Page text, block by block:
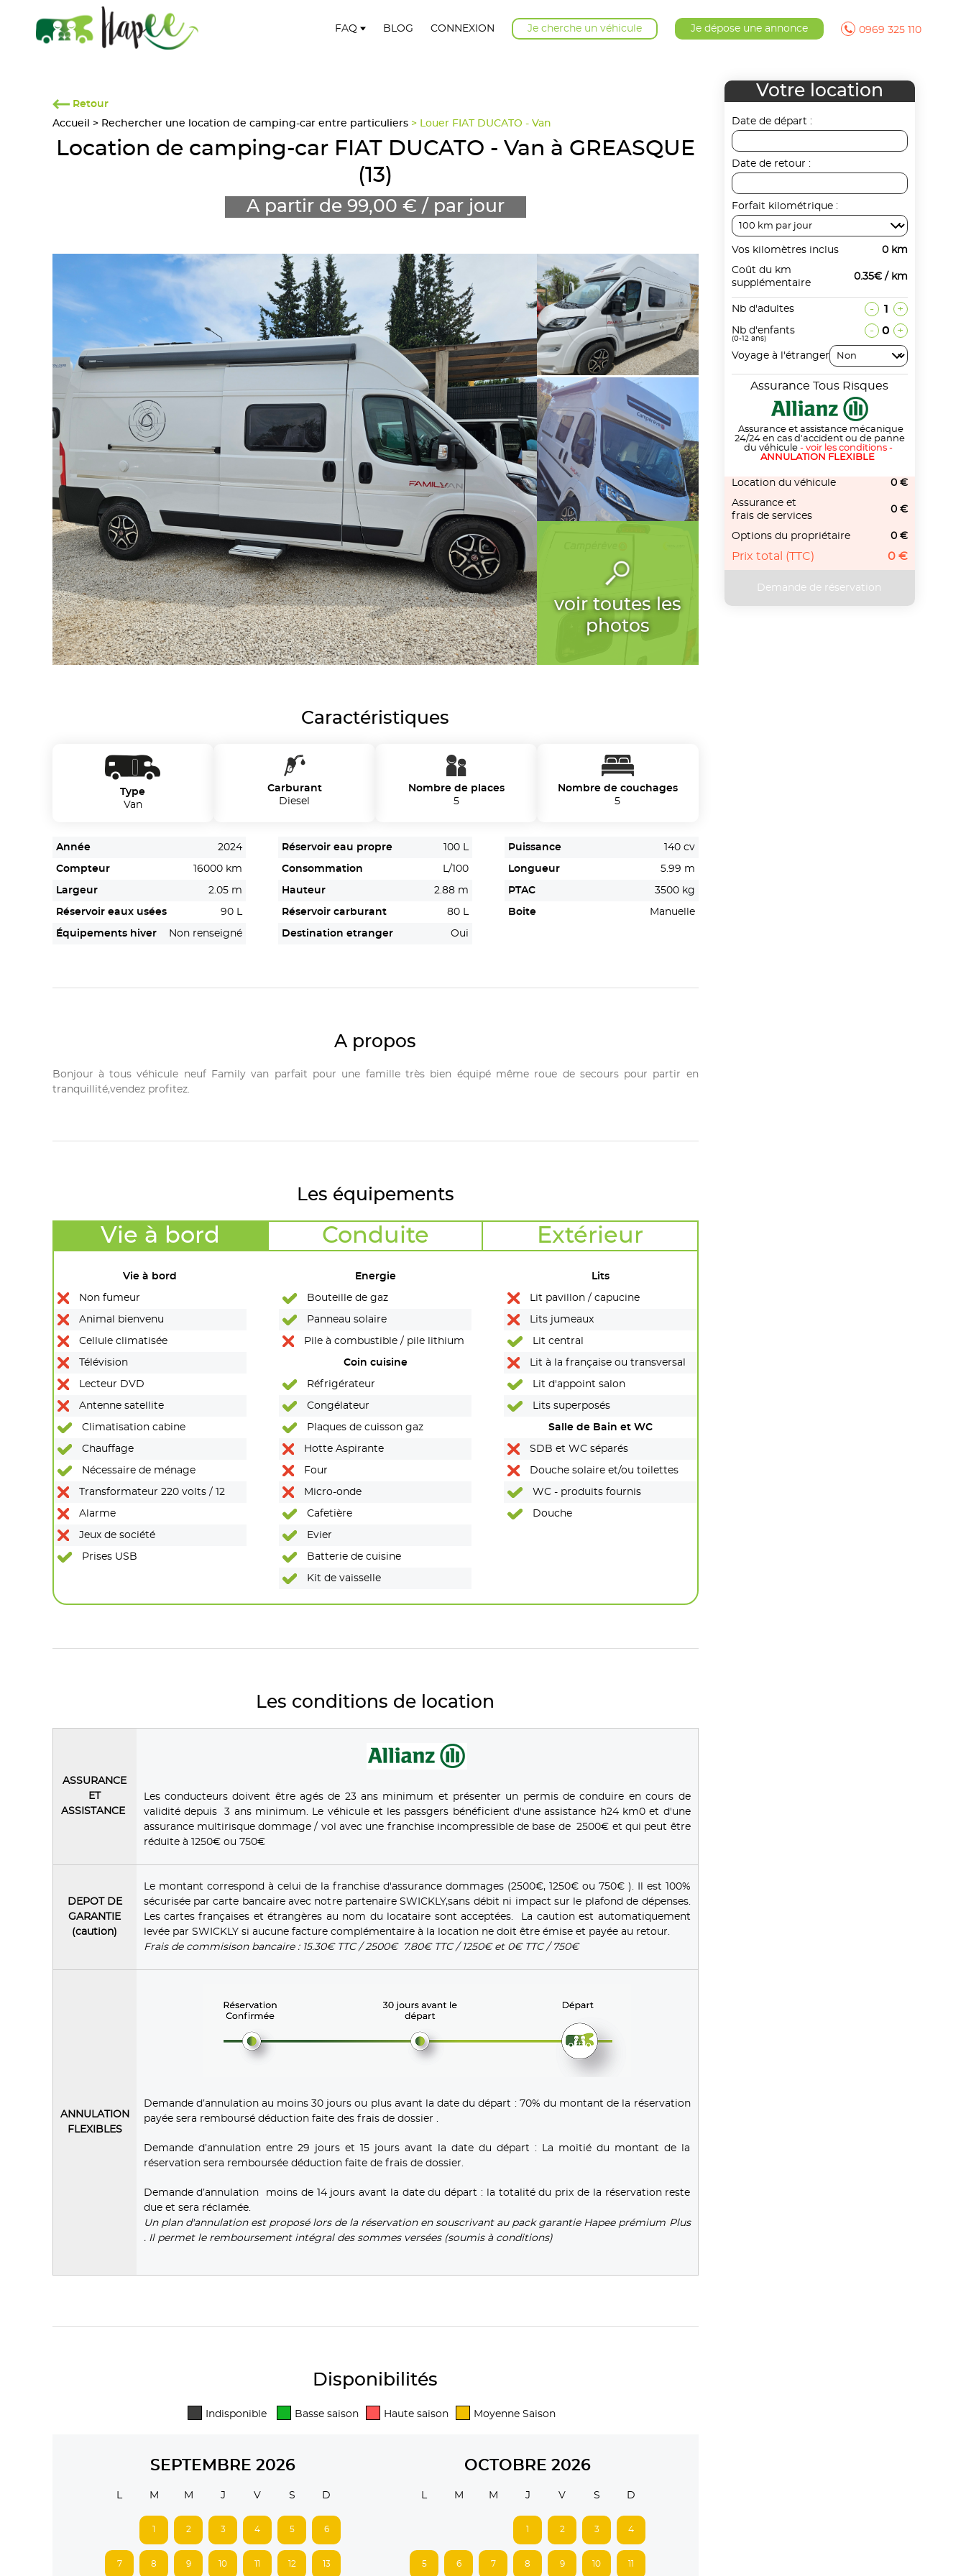
FAQ BLOG CONNEXION Je cherche un véhicule Je dépose une annonce 0969 325 110
Retour
Accueil
> Rechercher une location de camping-car entre particuliers > Louer FIAT DUCATO - Van
Location de camping-car FIAT DUCATO - Van à GREASQUE
(13)
A partir de 99,00 € / par jour
voir toutes les
photos
Caractéristiques
Type
Van
Carburant
Diesel
Nombre de places
5
Nombre de couchages
5
Année 2024 Réservoir eau propre 100 L Puissance 140 cv
Compteur 16000 km Consommation L/100 Longueur 5.99 m
Largeur 2.05 m Hauteur 2.88 m PTAC 3500 kg
Réservoir eaux usées 90 L Réservoir carburant 80 L Boite Manuelle
Équipements hiver Non renseigné Destination etranger Oui
A propos
Bonjour à tous véhicule neuf Family van parfait pour une famille très bien équipé même roue de secours pour partir en
tranquillité,vendez profitez.
Les équipements
Vie à bord Conduite Extérieur
Vie à bord
Non fumeur
Animal bienvenu
Cellule climatisée
Télévision
Lecteur DVD
Antenne satellite
Climatisation cabine
Chauffage
Nécessaire de ménage
Transformateur 220 volts / 12
Alarme
Jeux de société
Prises USB
Energie
Bouteille de gaz
Panneau solaire
Pile à combustible / pile lithium
Coin cuisine
Réfrigérateur
Congélateur
Plaques de cuisson gaz
Hotte Aspirante
Four
Micro-onde
Cafetière
Evier
Batterie de cuisine
Kit de vaisselle
Lits
Lit pavillon / capucine
Lits jumeaux
Lit central
Lit à la française ou transversal
Lit d'appoint salon
Lits superposés
Salle de Bain et WC
SDB et WC séparés
Douche solaire et/ou toilettes
portables (Van)
WC - produits fournis
Douche
Les conditions de location
ASSURANCE
ET
ASSISTANCE
Les conducteurs doivent être agés de 23 ans minimum et présenter un permis de conduire en cours de
validité depuis 3 ans minimum. Le véhicule et les passgers bénéficient d'une assistance h24 km0 et d'une
assurance multirisque dommage / vol avec une franchise incompressible de base de 2500€ et qui peut être
réduite à 1250€ ou 750€
DEPOT DE
GARANTIE
(caution)
Le montant correspond à celui de la franchise d'assurance dommages (2500€, 1250€ ou 750€ ). Il est 100%
sécurisée par carte bancaire avec notre partenaire SWICKLY,sans débit ni impact sur le plafond de dépenses.
Les cartes françaises et étrangères au nom du locataire sont acceptées. La caution est automatiquement
levée par SWICKLY si aucune facture complémentaire à la location ne doit être émise et payée au retour.
Frais de commisison bancaire : 15.30€ TTC / 2500€ 7.80€ TTC / 1250€ et 0€ TTC / 750€
ANNULATION
FLEXIBLES
Demande d’annulation au moins 30 jours ou plus avant la date du départ : 70% du montant de la réservation
payée sera remboursé déduction faite des frais de dossier .
Demande d’annulation entre 29 jours et 15 jours avant la date du départ : La moitié du montant de la
réservation sera remboursée déduction faite de frais de dossier.
Demande d’annulation moins de 14 jours avant la date du départ : la totalité du prix de la réservation reste
due et sera réclamée.
Un plan d'annulation est proposé lors de la réservation en souscrivant au pack garantie Hapee prémium Plus
. Il permet le remboursement intégral des sommes versées (soumis à conditions)
Disponibilités
Indisponible Basse saison Haute saison Moyenne Saison
SEPTEMBRE 2026
L M M J V S D
1 2 3 4 5 6
7 8 9 10 11 12 13
OCTOBRE 2026
L M M J V S D
1 2 3 4
5 6 7 8 9 10 11
Votre location
Date de départ :
Date de retour :
Forfait kilométrique :
Vos kilomètres inclus
0 km
Coût du km
supplémentaire
0.35€ / km
Nb d'adultes - 1 +
Nb d'enfants
(0-12 ans)
- 0 +
Voyage à l'étranger
Assurance Tous Risques
Assurance et assistance mécanique
24/24 en cas d'accident ou de panne
du véhicule-voir les conditions -
ANNULATION FLEXIBLE
Location du véhicule
0 €
Assurance et
frais de services
0 €
Options du propriétaire 0 €
Prix total (TTC) 0 €